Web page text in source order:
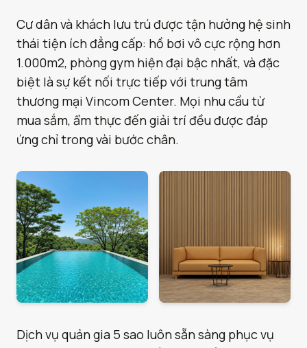
Cư dân và khách lưu trú được tận hưởng hệ sinh
thái tiện ích đẳng cấp: hồ bơi vô cực rộng hơn
1.000m2, phòng gym hiện đại bậc nhất, và đặc
biệt là sự kết nối trực tiếp với trung tâm
thương mại Vincom Center. Mọi nhu cầu từ
mua sắm, ẩm thực đến giải trí đều được đáp
ứng chỉ trong vài bước chân.
Dịch vụ quản gia 5 sao luôn sẵn sàng phục vụ